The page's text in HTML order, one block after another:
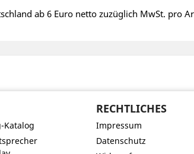
ab 6 Euro netto zuzüglich MwSt. pro
Katalog
RECHTLICHES
Impressum
Datenschutz